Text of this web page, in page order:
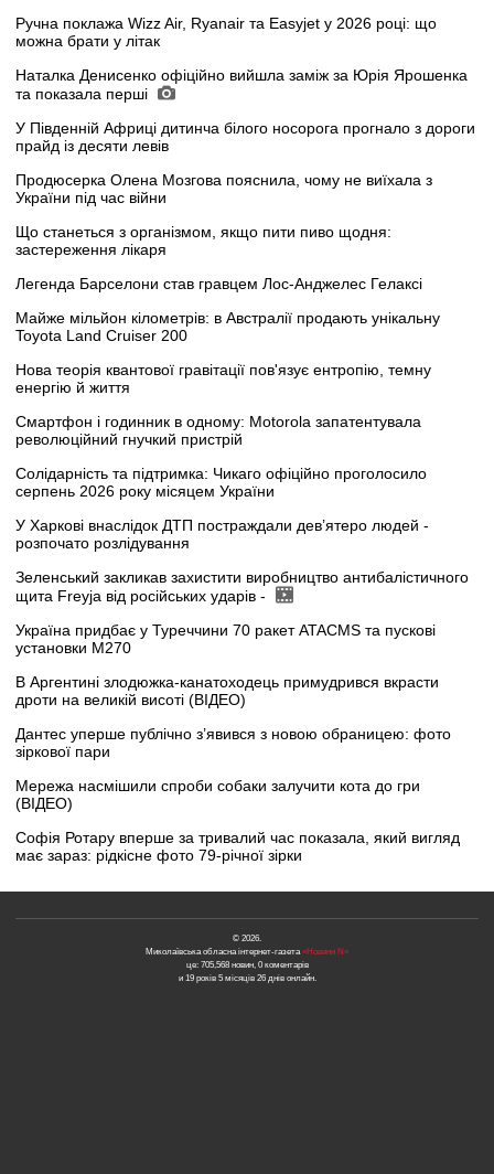
Ручна поклажа Wizz Air, Ryanair та Easyjet у 2026 році: що
можна брати у літак
Наталка Денисенко офіційно вийшла заміж за Юрія Ярошенка
та показала перші
У Південній Африці дитинча білого носорога прогнало з дороги
прайд із десяти левів
Продюсерка Олена Мозгова пояснила, чому не виїхала з
України під час війни
Що станеться з організмом, якщо пити пиво щодня:
застереження лікаря
Легенда Барселони став гравцем Лос-Анджелес Гелаксі
Майже мільйон кілометрів: в Австралії продають унікальну
Toyota Land Cruiser 200
Нова теорія квантової гравітації пов'язує ентропію, темну
енергію й життя
Смартфон і годинник в одному: Motorola запатентувала
революційний гнучкий пристрій
Солідарність та підтримка: Чикаго офіційно проголосило
серпень 2026 року місяцем України
У Харкові внаслідок ДТП постраждали дев’ятеро людей -
розпочато розлідування
Зеленський закликав захистити виробництво антибалістичного
щита Freyja від російських ударів -
Україна придбає у Туреччини 70 ракет ATACMS та пускові
установки M270
В Аргентині злодюжка-канатоходець примудрився вкрасти
дроти на великій висоті (ВІДЕО)
Дантес уперше публічно з’явився з новою обраницею: фото
зіркової пари
Мережа насмішили спроби собаки залучити кота до гри
(ВІДЕО)
Софія Ротару вперше за тривалий час показала, який вигляд
має зараз: рідкісне фото 79-річної зірки
© 2026.
Миколаївська обласна інтернет-газета«Новини N»
це: 705,568 новин, 0 коментарів
и 19 років 5 місяців 26 днів онлайн.